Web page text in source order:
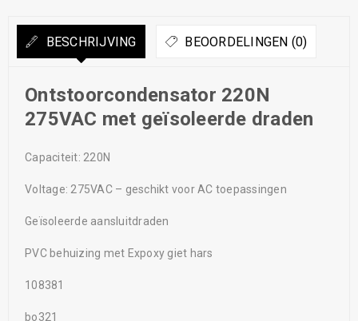
BESCHRIJVING BEOORDELINGEN (0)
Ontstoorcondensator 220N
275VAC met geïsoleerde draden
Capaciteit: 220N
Voltage: 275VAC – geschikt voor AC toepassingen
Geïsoleerde aansluitdraden
PVC behuizing met Expoxy giet hars
108381
bo321